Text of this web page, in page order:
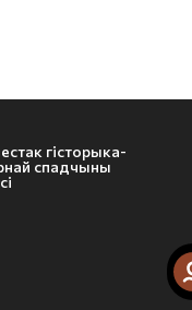
гісторыка-
спадчыны